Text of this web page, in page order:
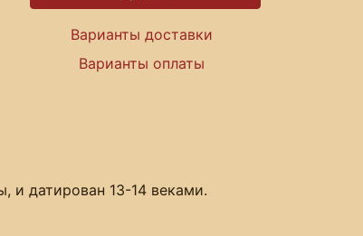
Варианты доставки
Варианты оплаты
и датирован 13-14 веками.